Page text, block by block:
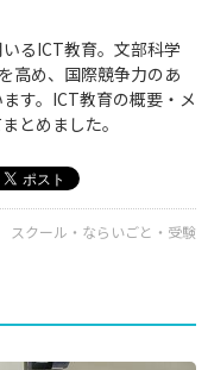
るICT教育。文部科学
高め、国際競争力のあ
す。ICT教育の概要・メ
とめました。
スクール・ならいごと・受験